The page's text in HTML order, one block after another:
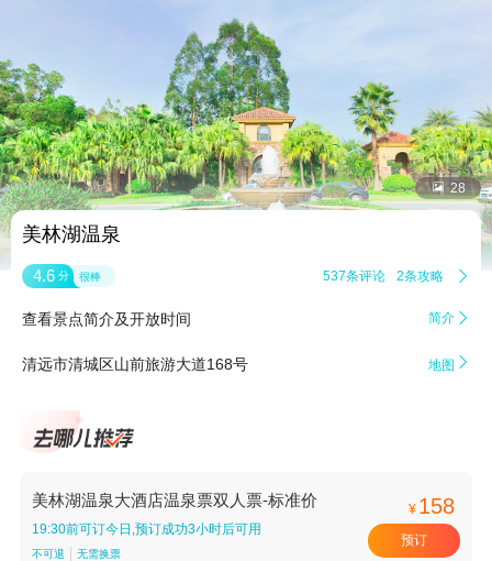
 28
美林湖温泉
4.6 分 很棒 537条评论 2条攻略 
查看景点简介及开放时间 简介 
清远市清城区山前旅游大道168号 地图 
美林湖温泉大酒店温泉票双人票-标准价
19:30前可订今日,预订成功3小时后可用
不可退 无需换票
¥ 158
预订